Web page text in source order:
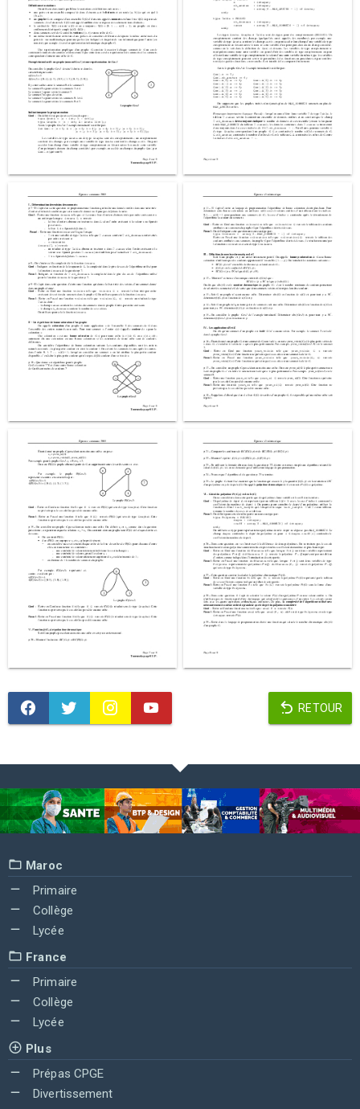
RETOUR
Maroc
Primaire
Collège
Lycée
France
Primaire
Collège
Lycée
Plus
Prépas CPGE
Divertissement